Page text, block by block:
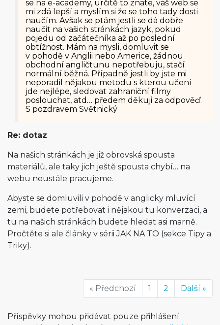
se na e-academy, určitě to znáte, váš web se
mi zdá lepší a myslím si že se toho tady dosti
naučím. Avšak se ptám jestli se dá dobře
naučit na vašich stránkách jazyk, pokud
pojedu od začátečníka až po poslední
obtížnost. Mám na mysli, domluvit se
v pohodě v Anglii nebo Americe, žádnou
obchodní angličtunu nepotřebuju, stačí
normální běžná. Případně jestli by jste mi
neporadil nějakou metodu s kterou učení
jde nejlépe, sledovat zahraniční filmy
poslouchat, atd… předem děkuji za odpověď.
S pozdravem Světnický
Re: dotaz
Na našich stránkách je již obrovská spousta
materiálů, ale taky jich ještě spousta chybí… na
webu neustále pracujeme.
Abyste se domluvili v pohodě v anglicky mluvící
zemi, budete potřebovat i nějakou tu konverzaci, a
tu na našich stránkách budete hledat asi marně.
Pročtěte si ale články v sérii JAK NA TO (sekce Tipy a
Triky).
« Předchozí 1 2 Další »
Příspěvky mohou přidávat pouze přihlášení